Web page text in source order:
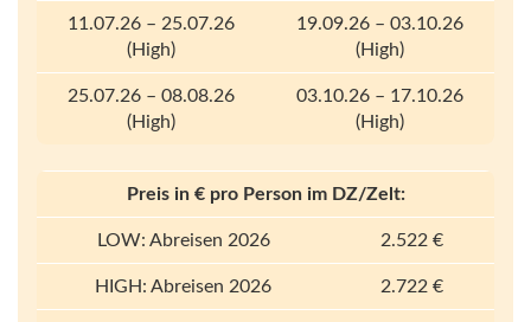
11.07.26 – 25.07.26
(High)
19.09.26 – 03.10.26
(High)
25.07.26 – 08.08.26
(High)
03.10.26 – 17.10.26
(High)
Preis in € pro Person im DZ/Zelt:
LOW: Abreisen 2026 2.522 €
HIGH: Abreisen 2026 2.722 €